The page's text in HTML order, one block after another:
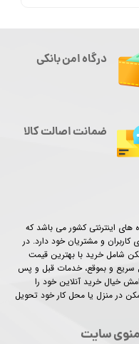
های اینترنتی کشور می باشد که
و مشتریان خود دارد. در
شامل خرید با بهترین قیمت
سریع و بموقع، خدمات قبل و پس
خیال خرید آنلاین خود را
در منزل یا محل کار خود تحویل
منوی سایت
درگاه امن بانکی
ضمانت اصالت کالا